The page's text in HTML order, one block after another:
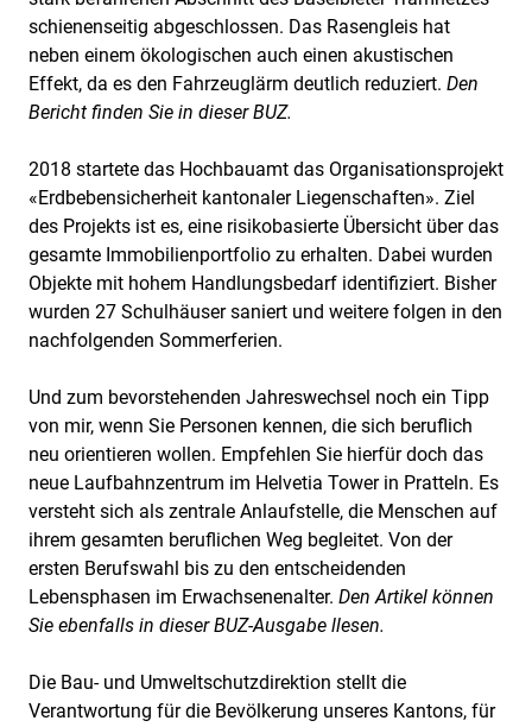
schienenseitig abgeschlossen. Das Rasengleis hat
neben einem ökologischen auch einen akustischen
Effekt, da es den Fahrzeuglärm deutlich reduziert. Den
Bericht finden Sie in dieser BUZ.
2018 startete das Hochbauamt das Organisationsprojekt
«Erdbebensicherheit kantonaler Liegenschaften». Ziel
des Projekts ist es, eine risikobasierte Übersicht über das
gesamte Immobilienportfolio zu erhalten. Dabei wurden
Objekte mit hohem Handlungsbedarf identifiziert. Bisher
wurden 27 Schulhäuser saniert und weitere folgen in den
nachfolgenden Sommerferien.
Und zum bevorstehenden Jahreswechsel noch ein Tipp
von mir, wenn Sie Personen kennen, die sich beruflich
neu orientieren wollen. Empfehlen Sie hierfür doch das
neue Laufbahnzentrum im Helvetia Tower in Pratteln. Es
versteht sich als zentrale Anlaufstelle, die Menschen auf
ihrem gesamten beruflichen Weg begleitet. Von der
ersten Berufswahl bis zu den entscheidenden
Lebensphasen im Erwachsenenalter. Den Artikel können
Sie ebenfalls in dieser BUZ-Ausgabe llesen.
Die Bau- und Umweltschutzdirektion stellt die
Verantwortung für die Bevölkerung unseres Kantons, für